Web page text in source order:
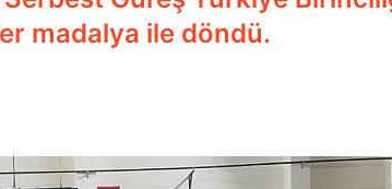
madalya ile döndü.